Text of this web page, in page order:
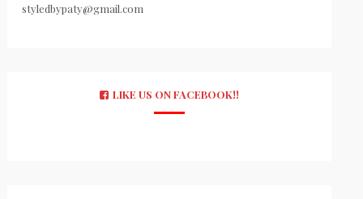
styledbypaty@gmail.com
LIKE US ON FACEBOOK!!